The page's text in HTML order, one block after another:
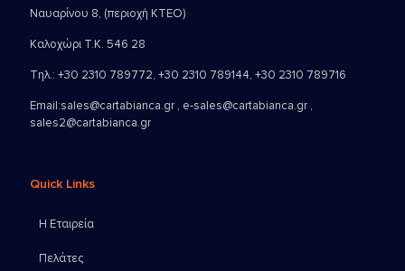
Ναυαρίνου 8, (περιοχή ΚΤΕΟ)
Καλοχώρι Τ.Κ. 546 28
Τηλ.: +30 2310 789772, +30 2310 789144, +30 2310 789716
Email:sales@cartabianca.gr , e-sales@cartabianca.gr ,
sales2@cartabianca.gr
Quick Links
Η Εταιρεία
Πελάτες